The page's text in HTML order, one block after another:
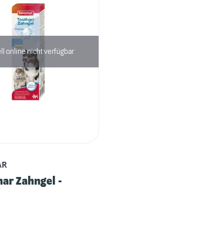
online nicht verfügbar
Zahngel -